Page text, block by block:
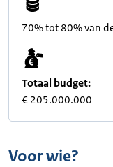
70% tot 80% van
Totaal budget:
€ 205.000.000
Voor wie?